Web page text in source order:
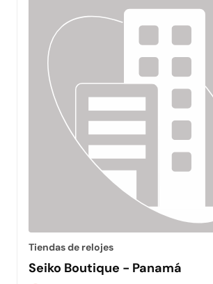
Tiendas de relojes
Seiko Boutique - Panamá